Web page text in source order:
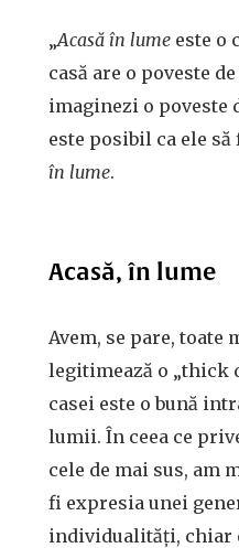
„Acasă în lume este o
casă are o poveste
imaginezi o poveste
este posibil ca ele
în lume.
Acasă, în lume
Avem, se pare, toate
legitimează o „thick
casei este o bună
lumii. În ceea ce
cele de mai sus, am
fi expresia unei
individualități, chiar